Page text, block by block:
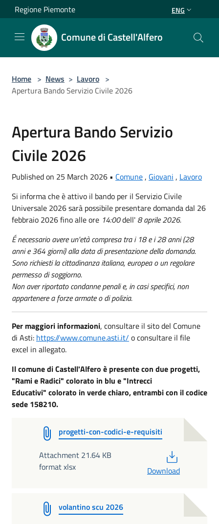
Salta al contenuto principale
Regione Piemonte ENG
Comune di Castell'Alfero
Home > News > Lavoro >
Apertura Bando Servizio Civile 2026
Apertura Bando Servizio
Civile 2026
Published on 25 March 2026 • Comune, Giovani , Lavoro
Si informa che è attivo il bando per il Servizio Civile
Universale 2026 sarà possibile presentare domanda dal 26
febbraio 2026 fino alle ore 14:00dell' 8 aprile 2026.
É necessario avere un'età compresa tra i 18 e i 28 anni (28
anni e 364 giorni) alla data di presentazione della domanda.
Sono richiesti la cittadinanza italiana, europea o un regolare
permesso di soggiorno.
Non aver riportato condanne penali e, in casi specifici, non
appartenere a forze armate o di polizia.
Per maggiori informazioni, consultare il sito del Comune
di Asti: https://www.comune.asti.it/ o consultare il file
excel in allegato.
Il comune di Castell'Alfero è presente con due progetti,
"Rami e Radici" colorato in blu e "Intrecci
Educativi" colorato in verde chiaro, entrambi con il codice
sede 158210.
progetti-con-codici-e-requisiti
Attachment 21.64 KB
format xlsx
Download
volantino scu 2026